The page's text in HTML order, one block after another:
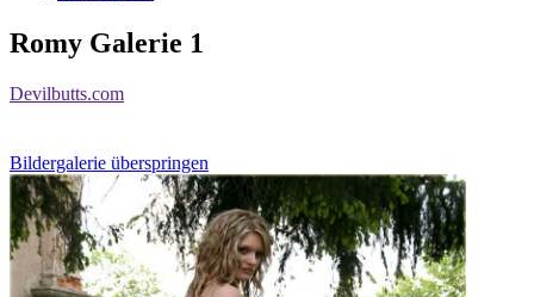
Romy Galerie 1
Devilbutts.com
Bildergalerie überspringen